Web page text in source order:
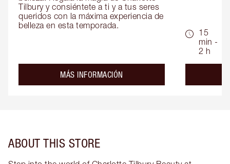
Tilbury y consiéntete a ti y a tus seres
queridos con la máxima experiencia de
belleza en esta temporada.
MÁS INFORMACIÓN
15
min -
2 h
ABOUT THIS STORE